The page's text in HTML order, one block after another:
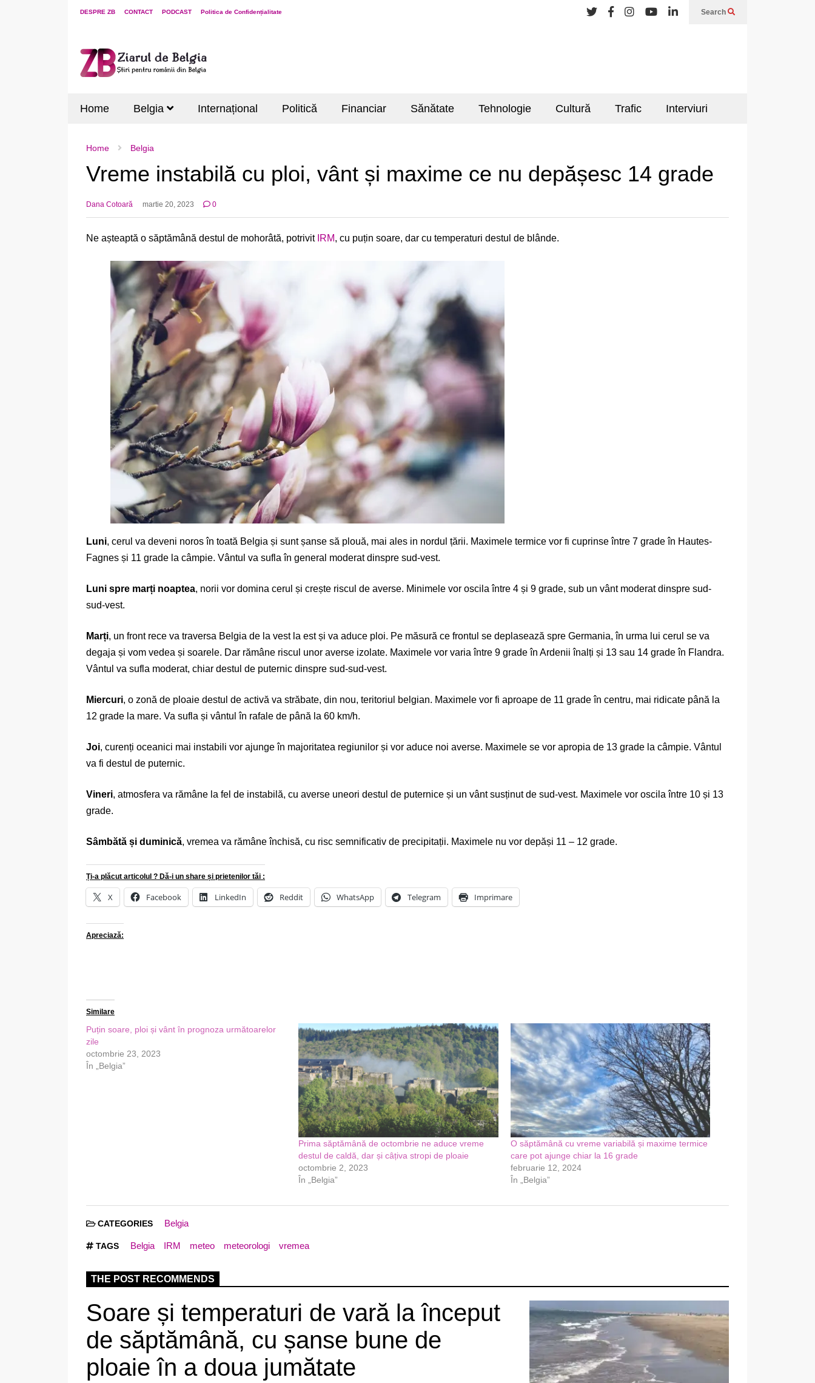
DESPRE ZB CONTACT PODCAST Politica de Confidențialitate Search
Home Belgia Internațional Politică Financiar Sănătate Tehnologie Cultură Trafic Interviuri
Home Belgia
Vreme instabilă cu ploi, vânt și maxime ce nu depășesc 14 grade
Dana Cotoară martie 20, 2023 0
Ne așteaptă o săptămână destul de mohorâtă, potrivit IRM, cu puțin soare, dar cu temperaturi destul de blânde.
Luni, cerul va deveni noros în toată Belgia și sunt șanse să plouă, mai ales in nordul țării. Maximele termice vor fi cuprinse între 7 grade în Hautes-
Fagnes și 11 grade la câmpie. Vântul va sufla în general moderat dinspre sud-vest.
Luni spre marți noaptea, norii vor domina cerul și crește riscul de averse. Minimele vor oscila între 4 și 9 grade, sub un vânt moderat dinspre sud-
sud-vest.
Marți, un front rece va traversa Belgia de la vest la est și va aduce ploi. Pe măsură ce frontul se deplasează spre Germania, în urma lui cerul se va
degaja și vom vedea și soarele. Dar rămâne riscul unor averse izolate. Maximele vor varia între 9 grade în Ardenii înalți și 13 sau 14 grade în Flandra.
Vântul va sufla moderat, chiar destul de puternic dinspre sud-sud-vest.
Miercuri, o zonă de ploaie destul de activă va străbate, din nou, teritoriul belgian. Maximele vor fi aproape de 11 grade în centru, mai ridicate până la
12 grade la mare. Va sufla și vântul în rafale de până la 60 km/h.
Joi, curenți oceanici mai instabili vor ajunge în majoritatea regiunilor și vor aduce noi averse. Maximele se vor apropia de 13 grade la câmpie. Vântul
va fi destul de puternic.
Vineri, atmosfera va rămâne la fel de instabilă, cu averse uneori destul de puternice și un vânt susținut de sud-vest. Maximele vor oscila între 10 și 13
grade.
Sâmbătă și duminică, vremea va rămâne închisă, cu risc semnificativ de precipitații. Maximele nu vor depăși 11 – 12 grade.
Ți-a plăcut articolul ? Dă-i un share și prietenilor tăi :
X Facebook LinkedIn Reddit WhatsApp Telegram Imprimare
Apreciază:
Similare
Puțin soare, ploi și vânt în prognoza următoarelor
zile
octombrie 23, 2023
În „Belgia”
Prima săptămână de octombrie ne aduce vreme
destul de caldă, dar și câțiva stropi de ploaie
octombrie 2, 2023
În „Belgia”
O săptămână cu vreme variabilă și maxime termice
care pot ajunge chiar la 16 grade
februarie 12, 2024
În „Belgia”
CATEGORIES Belgia
TAGS Belgia IRM meteo meteorologi vremea
THE POST RECOMMENDS
Soare și temperaturi de vară la început
de săptămână, cu șanse bune de
ploaie în a doua jumătate